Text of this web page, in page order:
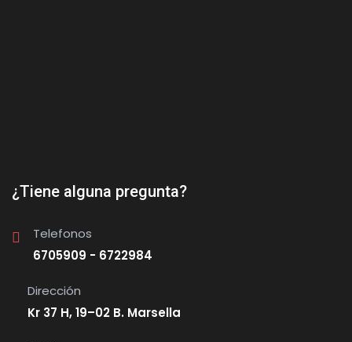
¿Tiene alguna pregunta?
Telefonos
6705909 - 6722984
Dirección
Kr 37 H, 19–02 B. Marsella